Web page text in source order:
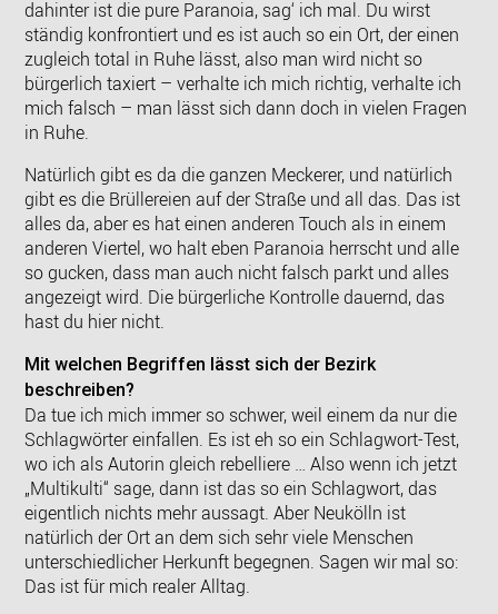
dahinter ist die pure Paranoia, sag‘ ich mal. Du wirst
ständig konfrontiert und es ist auch so ein Ort, der einen
zugleich total in Ruhe lässt, also man wird nicht so
bürgerlich taxiert – verhalte ich mich richtig, verhalte ich
mich falsch – man lässt sich dann doch in vielen Fragen
in Ruhe.
Natürlich gibt es da die ganzen Meckerer, und natürlich
gibt es die Brüllereien auf der Straße und all das. Das ist
alles da, aber es hat einen anderen Touch als in einem
anderen Viertel, wo halt eben Paranoia herrscht und alle
so gucken, dass man auch nicht falsch parkt und alles
angezeigt wird. Die bürgerliche Kontrolle dauernd, das
hast du hier nicht.
Mit welchen Begriffen lässt sich der Bezirk
beschreiben?
Da tue ich mich immer so schwer, weil einem da nur die
Schlagwörter einfallen. Es ist eh so ein Schlagwort-Test,
wo ich als Autorin gleich rebelliere … Also wenn ich jetzt
„Multikulti“ sage, dann ist das so ein Schlagwort, das
eigentlich nichts mehr aussagt. Aber Neukölln ist
natürlich der Ort an dem sich sehr viele Menschen
unterschiedlicher Herkunft begegnen. Sagen wir mal so:
Das ist für mich realer Alltag.